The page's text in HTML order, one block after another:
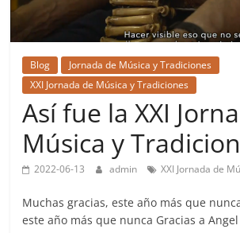
Blog
Jornada de Música y Tradiciones
XXI Jornada de Música y Tradiciones
Así fue la XXI
Música y
2022-06-13 admin XXI Jornada de
Muchas gracias, este año más que
este año más que nunca Gracias a